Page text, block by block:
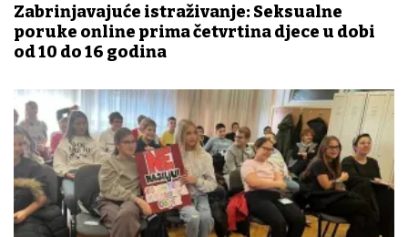
Zabrinjavajuće istraživanje: Seksualne
poruke online prima četvrtina djece u dobi
od 10 do 16 godina